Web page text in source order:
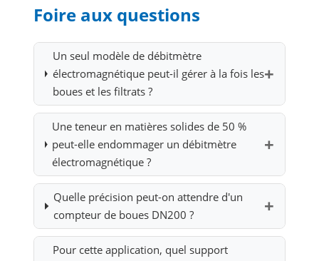
Foire aux questions
Un seul modèle de débitmètre
électromagnétique peut-il gérer à la fois les
boues et les filtrats ?
Une teneur en matières solides de 50 %
peut-elle endommager un débitmètre
électromagnétique ?
Quelle précision peut-on attendre d'un
compteur de boues DN200 ?
Pour cette application, quel support